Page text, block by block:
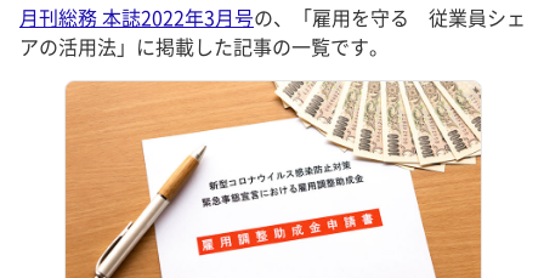
月刊総務 本誌2022年3月号の、「雇用を守る 従業員シェ
アの活用法」に掲載した記事の一覧です。